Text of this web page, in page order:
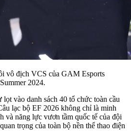
vô địch VCS của GAM Esports
2024.
vào danh sách 40 tổ chức toàn cầu
lạc bộ EF 2026 không chỉ là minh
và năng lực vươn tầm quốc tế của đội
trọng của toàn bộ nền thể thao điện